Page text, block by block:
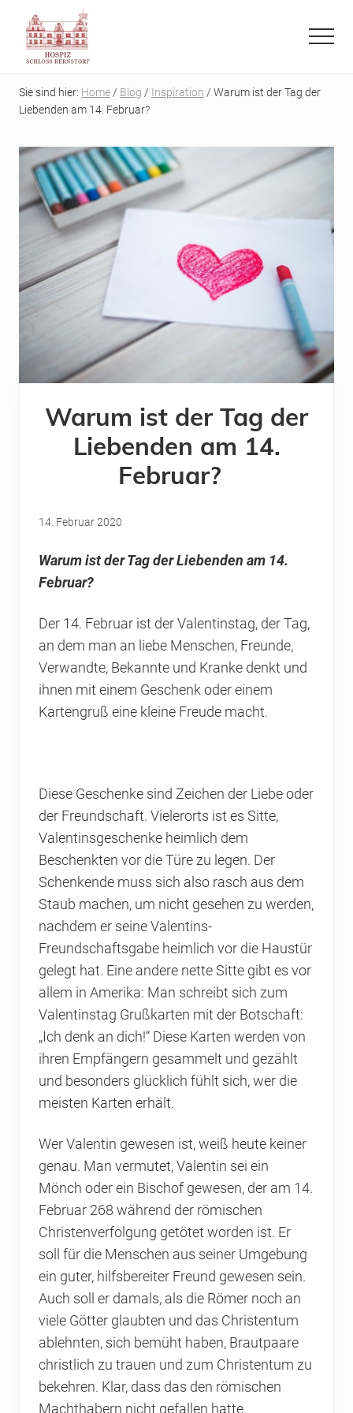
Menu
main
primary
auf
der
Menu
Sie sind hier: Home / Blog / Inspiration / Warum ist der Tag der
Liebenden am 14. Februar?
Warum ist der Tag der
Liebenden am 14.
Februar?
14. Februar 2020
Warum ist der Tag der Liebenden am 14.
Februar?
Der 14. Februar ist der Valentinstag, der Tag,
an dem man an liebe Menschen, Freunde,
Verwandte, Bekannte und Kranke denkt und
ihnen mit einem Geschenk oder einem
Kartengruß eine kleine Freude macht.
Diese Geschenke sind Zeichen der Liebe oder
der Freundschaft. Vielerorts ist es Sitte,
Valentinsgeschenke heimlich dem
Beschenkten vor die Türe zu legen. Der
Schenkende muss sich also rasch aus dem
Staub machen, um nicht gesehen zu werden,
nachdem er seine Valentins-
Freundschaftsgabe heimlich vor die Haustür
gelegt hat. Eine andere nette Sitte gibt es vor
allem in Amerika: Man schreibt sich zum
Valentinstag Grußkarten mit der Botschaft:
„Ich denk an dich!“ Diese Karten werden von
ihren Empfängern gesammelt und gezählt
und besonders glücklich fühlt sich, wer die
meisten Karten erhält.
Wer Valentin gewesen ist, weiß heute keiner
genau. Man vermutet, Valentin sei ein
Mönch oder ein Bischof gewesen, der am 14.
Februar 268 während der römischen
Christenverfolgung getötet worden ist. Er
soll für die Menschen aus seiner Umgebung
ein guter, hilfsbereiter Freund gewesen sein.
Auch soll er damals, als die Römer noch an
viele Götter glaubten und das Christentum
ablehnten, sich bemüht haben, Brautpaare
christlich zu trauen und zum Christentum zu
bekehren. Klar, dass das den römischen
Machthabern nicht gefallen hatte.